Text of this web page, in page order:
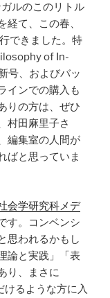
ルのこのリトル
て、この春、
できました。特
of In-
号、およびバッ
インでの購入も
りの方は、ぜひ
村田麻里子さ
編集室の人間が
ばと思っていま
会学研究科メデ
す。コンベンシ
思われるかもし
論と実践」「表
り、まさに
るような方に入